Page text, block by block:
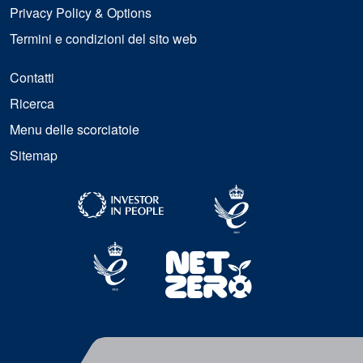
Privacy Policy & Options
Termini e condizioni del sito web
Contatti
Ricerca
Menu delle scorciatoie
Sitemap